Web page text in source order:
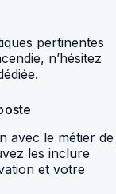
pertinentes
n’hésitez
avec le métier de
les inclure
et votre